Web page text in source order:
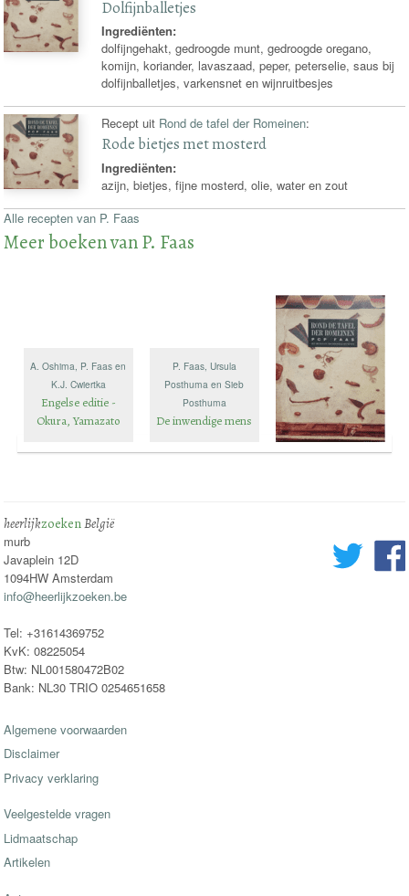
Dolfijnballetjes
Ingrediënten:
dolfijngehakt, gedroogde munt, gedroogde oregano,
komijn, koriander, lavaszaad, peper, peterselie, saus bij
dolfijnballetjes, varkensnet en wijnruitbesjes
Recept uit Rond de tafel der Romeinen:
Rode bietjes met mosterd
Ingrediënten:
azijn, bietjes, fijne mosterd, olie, water en zout
Alle recepten van P. Faas
Meer boeken van P. Faas
A. Oshima, P. Faas en
K.J. Cwiertka
Engelse editie -
Okura, Yamazato
P. Faas, Ursula
Posthuma en Sieb
Posthuma
De inwendige mens
heerlijkzoekenBelgië
murb
Javaplein 12D
1094HW Amsterdam
info@heerlijkzoeken.be
Tel: +31614369752
KvK: 08225054
Btw: NL001580472B02
Bank: NL30 TRIO 0254651658
Algemene voorwaarden
Disclaimer
Privacy verklaring
Veelgestelde vragen
Lidmaatschap
Artikelen